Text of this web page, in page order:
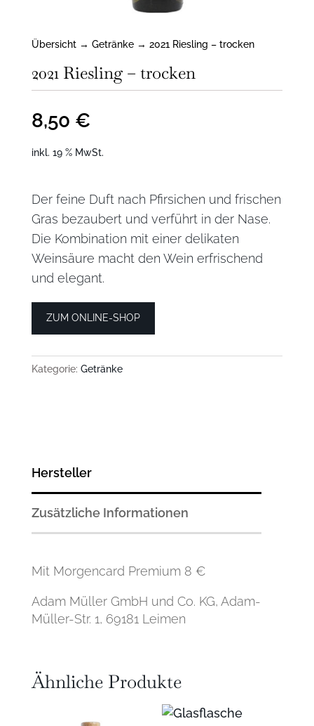
Übersicht→ Getränke→ 2021 Riesling – trocken
2021 Riesling – trocken
8,50 €
inkl. 19 % MwSt.
Der feine Duft nach Pfirsichen und frischen
Gras bezaubert und verführt in der Nase.
Die Kombination mit einer delikaten
Weinsäure macht den Wein erfrischend
und elegant.
ZUM ONLINE-SHOP
Kategorie: Getränke
Hersteller
Zusätzliche Informationen
Mit Morgencard Premium 8 €
Adam Müller GmbH und Co. KG, Adam-
Müller-Str. 1, 69181 Leimen
Ähnliche Produkte